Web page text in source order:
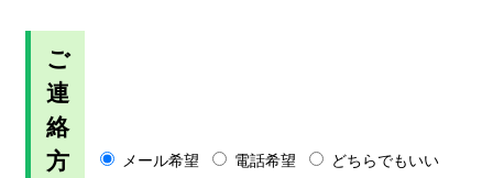
ご
連
絡
方
メール希望 電話希望 どちらでもいい